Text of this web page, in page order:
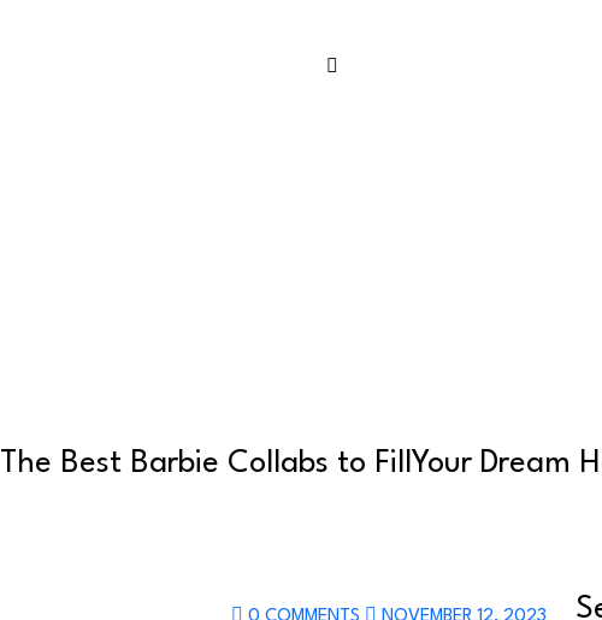
The Best Barbie Collabs to FillYour Dream
0 COMMENTS NOVEMBER 12, 2023